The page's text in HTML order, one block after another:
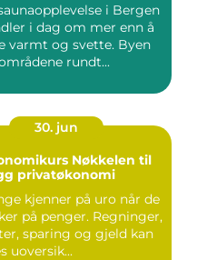
i Bergen
i dag om mer enn å
varmt og svette. Byen
rundt...
30. jun
Nøkkelen til
privatøkonomi
kjenner på uro når de
på penger. Regninger,
sparing og gjeld kan
uoversik...